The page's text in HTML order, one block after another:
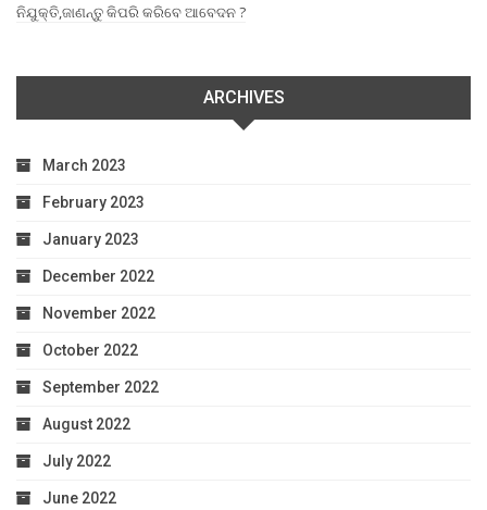
ନିଯୁକ୍ତି,ଜାଣନ୍ତୁ କିପରି କରିବେ ଆବେଦନ ?
ARCHIVES
March 2023
February 2023
January 2023
December 2022
November 2022
October 2022
September 2022
August 2022
July 2022
June 2022